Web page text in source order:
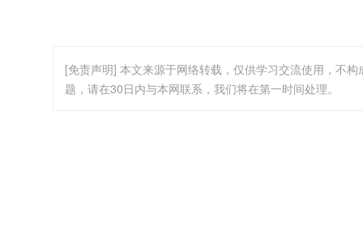
[免责声明] 本文来源于网络转载，仅供学习交流使用，不
题，请在30日内与本网联系，我们将在第一时间处理。